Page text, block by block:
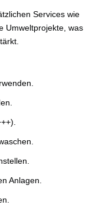
Services wie
Umweltprojekte, was
Anlagen.